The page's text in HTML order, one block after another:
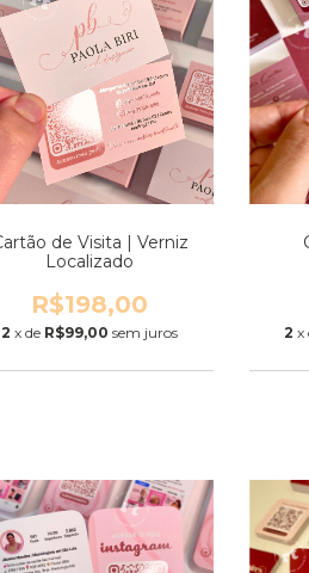
de Visita | Verniz
Localizado
R$198,00
2 x de R$99,00 sem juros 2 x